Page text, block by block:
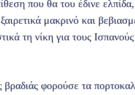
που θα του έδινε
μακρινό και
τη νίκη για τους
βραδιάς φορούσε τα